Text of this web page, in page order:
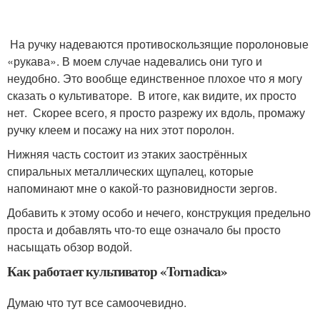
На ручку надеваются противоскользящие поролоновые
«рукава». В моем случае надевались они туго и
неудобно. Это вообще единственное плохое что я могу
сказать о культиваторе. В итоге, как видите, их просто
нет. Скорее всего, я просто разрежу их вдоль, промажу
ручку клеем и посажу на них этот поролон.
Нижняя часть состоит из этаких заострённых
спиральных металлических щупалец, которые
напоминают мне о какой-то разновидности зергов.
Добавить к этому особо и нечего, конструкция предельно
проста и добавлять что-то еще означало бы просто
насыщать обзор водой.
Как работает культиватор «Tornadica»
Думаю что тут все самоочевидно.